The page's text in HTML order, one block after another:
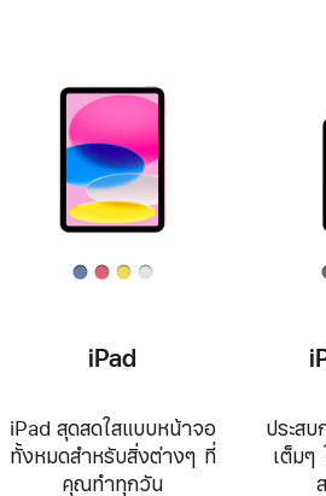
iPad
iPad สุดสดใสแบบหน้าจอ
ทั้งหมดสำหรับสิ่งต่างๆ ที่
คุณทำทุกวัน
ประส
เต็มๆ